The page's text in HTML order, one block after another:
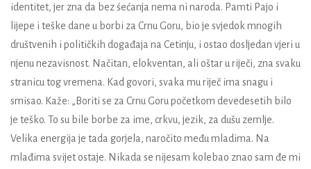
identitet, jer zna da bez śećanja nema ni naroda. Pamti Pajo i
lijepe i teške dane u borbi za Crnu Goru, bio je svjedok mnogih
društvenih i političkih događaja na Cetinju, i ostao dosljedan vjeri u
njenu nezavisnost. Načitan, elokventan, ali oštar u riječi, zna svaku
stranicu tog vremena. Kad govori, svaka mu riječ ima snagu i
smisao. Kaže: „Boriti se za Crnu Goru početkom devedesetih bilo
je teško. To su bile borbe za ime, crkvu, jezik, za dušu zemlje.
Velika energija je tada gorjela, naročito među mladima. Na
mlađima svijet ostaje. Nikada se nijesam kolebao znao sam đe mi